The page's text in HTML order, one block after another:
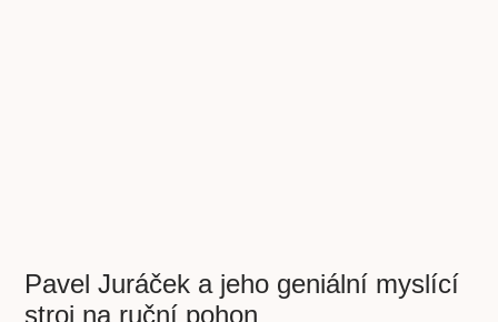
Pavel Juráček a jeho geniální myslící
stroj na ruční pohon